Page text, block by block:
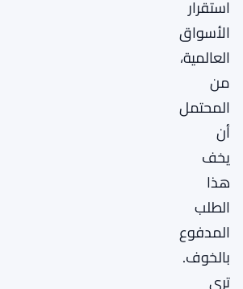
استقرار
الأسواق
العالمية،
من
المحتمل
أن
يخف
هذا
الطلب
المدفوع
بالخوف.
ترى